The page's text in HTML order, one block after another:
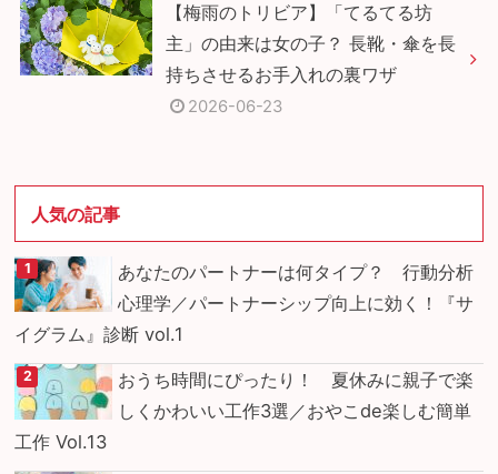
【梅雨のトリビア】「てるてる坊
主」の由来は女の子？ 長靴・傘を長
持ちさせるお手入れの裏ワザ
2026-06-23
人気の記事
あなたのパートナーは何タイプ？ 行動分析
心理学／パートナーシップ向上に効く！『サ
イグラム』診断 vol.1
おうち時間にぴったり！ 夏休みに親子で楽
しくかわいい工作3選／おやこde楽しむ簡単
工作 Vol.13